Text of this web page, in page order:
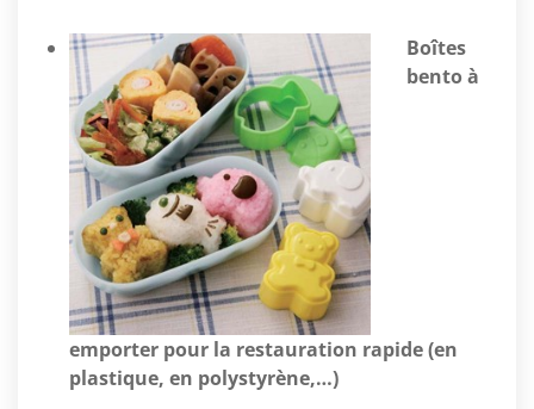
Boîtes
bento à
emporter pour la restauration rapide (en
plastique, en polystyrène,…)